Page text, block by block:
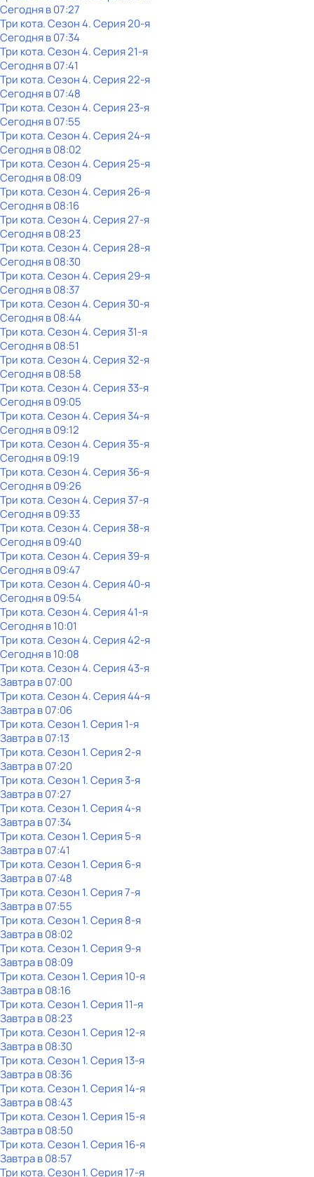
Сегодня в 07:27
Три кота. Сезон 4. Серия 20-я
Сегодня в 07:34
Три кота. Сезон 4. Серия 21-я
Сегодня в 07:41
Три кота. Сезон 4. Серия 22-я
Сегодня в 07:48
Три кота. Сезон 4. Серия 23-я
Сегодня в 07:55
Три кота. Сезон 4. Серия 24-я
Сегодня в 08:02
Три кота. Сезон 4. Серия 25-я
Сегодня в 08:09
Три кота. Сезон 4. Серия 26-я
Сегодня в 08:16
Три кота. Сезон 4. Серия 27-я
Сегодня в 08:23
Три кота. Сезон 4. Серия 28-я
Сегодня в 08:30
Три кота. Сезон 4. Серия 29-я
Сегодня в 08:37
Три кота. Сезон 4. Серия 30-я
Сегодня в 08:44
Три кота. Сезон 4. Серия 31-я
Сегодня в 08:51
Три кота. Сезон 4. Серия 32-я
Сегодня в 08:58
Три кота. Сезон 4. Серия 33-я
Сегодня в 09:05
Три кота. Сезон 4. Серия 34-я
Сегодня в 09:12
Три кота. Сезон 4. Серия 35-я
Сегодня в 09:19
Три кота. Сезон 4. Серия 36-я
Сегодня в 09:26
Три кота. Сезон 4. Серия 37-я
Сегодня в 09:33
Три кота. Сезон 4. Серия 38-я
Сегодня в 09:40
Три кота. Сезон 4. Серия 39-я
Сегодня в 09:47
Три кота. Сезон 4. Серия 40-я
Сегодня в 09:54
Три кота. Сезон 4. Серия 41-я
Сегодня в 10:01
Три кота. Сезон 4. Серия 42-я
Сегодня в 10:08
Три кота. Сезон 4. Серия 43-я
Завтра в 07:00
Три кота. Сезон 4. Серия 44-я
Завтра в 07:06
Три кота. Сезон 1. Серия 1-я
Завтра в 07:13
Три кота. Сезон 1. Серия 2-я
Завтра в 07:20
Три кота. Сезон 1. Серия 3-я
Завтра в 07:27
Три кота. Сезон 1. Серия 4-я
Завтра в 07:34
Три кота. Сезон 1. Серия 5-я
Завтра в 07:41
Три кота. Сезон 1. Серия 6-я
Завтра в 07:48
Три кота. Сезон 1. Серия 7-я
Завтра в 07:55
Три кота. Сезон 1. Серия 8-я
Завтра в 08:02
Три кота. Сезон 1. Серия 9-я
Завтра в 08:09
Три кота. Сезон 1. Серия 10-я
Завтра в 08:16
Три кота. Сезон 1. Серия 11-я
Завтра в 08:23
Три кота. Сезон 1. Серия 12-я
Завтра в 08:30
Три кота. Сезон 1. Серия 13-я
Завтра в 08:36
Три кота. Сезон 1. Серия 14-я
Завтра в 08:43
Три кота. Сезон 1. Серия 15-я
Завтра в 08:50
Три кота. Сезон 1. Серия 16-я
Завтра в 08:57
Три кота. Сезон 1. Серия 17-я